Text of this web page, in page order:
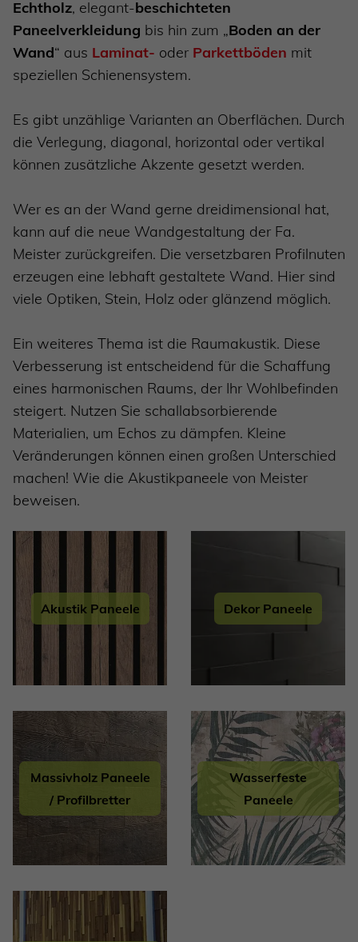
Echtholz, elegant-beschichteten
Paneelverkleidung bis hin zum „Boden an der
Wand“ aus Laminat- oder Parkettböden mit
speziellen Schienensystem.
Es gibt unzählige Varianten an Oberflächen. Durch
die Verlegung, diagonal, horizontal oder vertikal
können zusätzliche Akzente gesetzt werden.
Wer es an der Wand gerne dreidimensional hat,
kann auf die neue Wandgestaltung der Fa.
Meister zurückgreifen. Die versetzbaren Profilnuten
erzeugen eine lebhaft gestaltete Wand. Hier sind
viele Optiken, Stein, Holz oder glänzend möglich.
Ein weiteres Thema ist die Raumakustik. Diese
Verbesserung ist entscheidend für die Schaffung
eines harmonischen Raums, der Ihr Wohlbefinden
steigert. Nutzen Sie schallabsorbierende
Materialien, um Echos zu dämpfen. Kleine
Veränderungen können einen großen Unterschied
machen! Wie die Akustikpaneele von Meister
beweisen.
Akustik Paneele Dekor Paneele
Massivholz Paneele
/ Profilbretter
Wasserfeste
Paneele